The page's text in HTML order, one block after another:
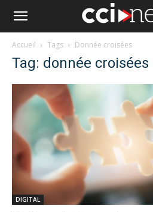
Accueil Tags Donnée croisées
Tag: donnée croisées
DIGITAL